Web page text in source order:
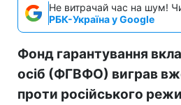
Не витрачай час на шум!
РБК-Україна у Google
Фонд гарантування
осіб (ФГВФО) виграв
проти російського